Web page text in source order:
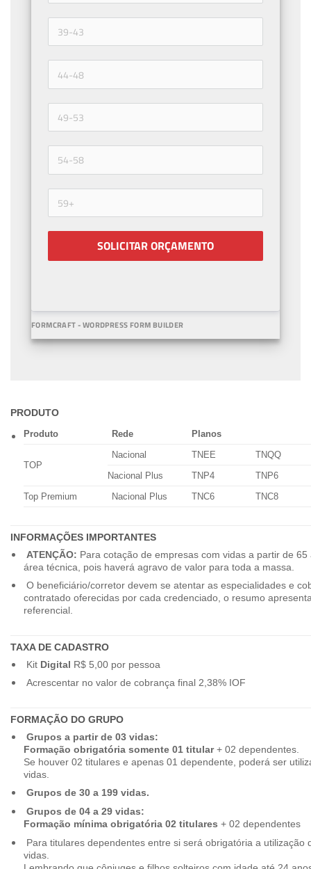
SOLICITAR ORÇAMENTO
FORMCRAFT - WORDPRESS FORM BUILDER
PRODUTO
Produto Rede Planos
TOP
Nacional TNEE
TNQQ
Nacional Plus
TNP4
TNP6
Top Premium
Nacional Plus TNC6 TNC8
INFORMAÇÕES IMPORTANTES
ATENÇÃO: Para cotação de empresas com vidas a partir de
área técnica, pois haverá agravo de valor para toda a massa.
O beneficiário/corretor devem se atentar as especialidades e
contratado oferecidas por cada credenciado, o resumo
referencial.
TAXA DE CADASTRO
Kit Digital R$ 5,00 por pessoa
Acrescentar no valor de cobrança final 2,38% IOF
FORMAÇÃO DO GRUPO
Grupos a partir de 03 vidas:
Formação obrigatória somente 01 titular+ 02 dependentes.
Se houver 02 titulares e apenas 01 dependente, poderá ser
vidas.
Grupos de 30 a 199 vidas.
Grupos de 04 a 29 vidas:
Formação mínima obrigatória 02 titulares + 02 dependentes
Para titulares dependentes entre si será obrigatória a utilização
vidas.